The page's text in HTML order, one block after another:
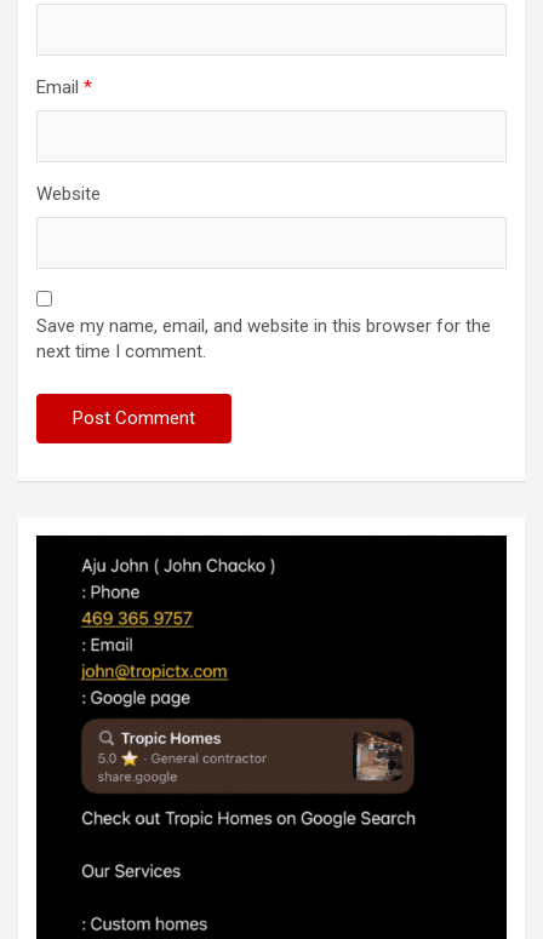
Email *
Website
Save my name, email, and website in this browser for the
next time I comment.